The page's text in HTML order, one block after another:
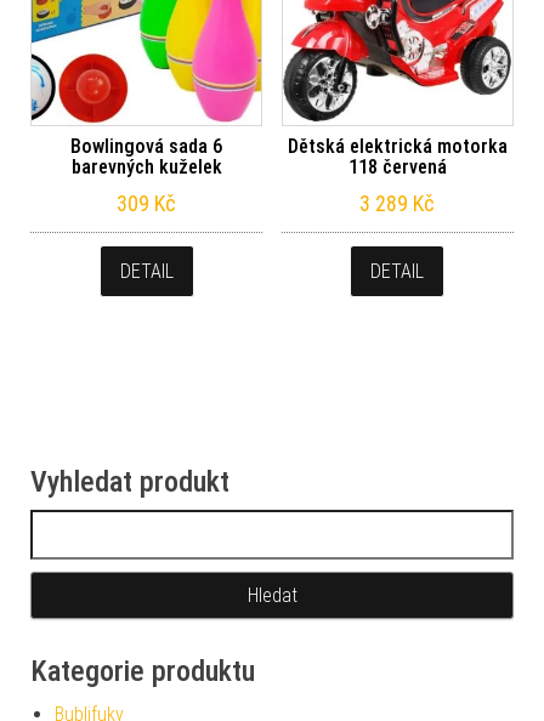
Bowlingová sada 6
barevných kuželek
309 Kč
DETAIL
Dětská elektrická motorka
118 červená
3 289 Kč
DETAIL
Vyhledat produkt
Kategorie produktu
Bublifuky